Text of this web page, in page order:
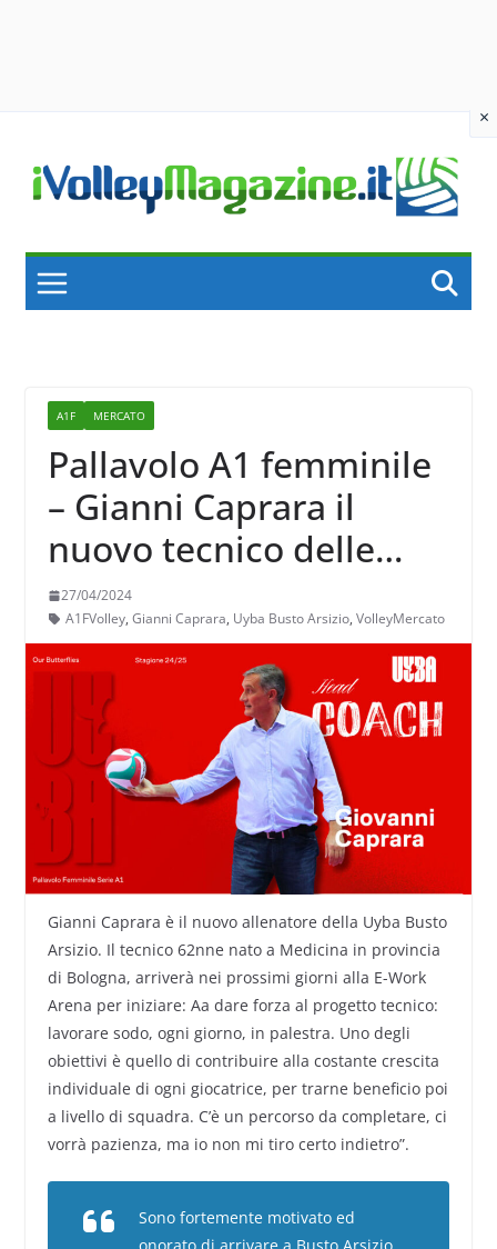
×
content
A1F MERCATO
Pallavolo A1 femminile
– Gianni Caprara il
nuovo tecnico delle
Farfalle di Busto
27/04/2024
A1FVolley, Gianni Caprara, Uyba Busto Arsizio, VolleyMercato
Gianni Caprara è il nuovo allenatore della Uyba Busto
Arsizio. Il tecnico 62nne nato a Medicina in provincia
di Bologna, arriverà nei prossimi giorni alla E-Work
Arena per iniziare: Aa dare forza al progetto tecnico:
lavorare sodo, ogni giorno, in palestra. Uno degli
obiettivi è quello di contribuire alla costante crescita
individuale di ogni giocatrice, per trarne beneficio poi
a livello di squadra. C’è un percorso da completare, ci
vorrà pazienza, ma io non mi tiro certo indietro”.
Sono fortemente motivato ed